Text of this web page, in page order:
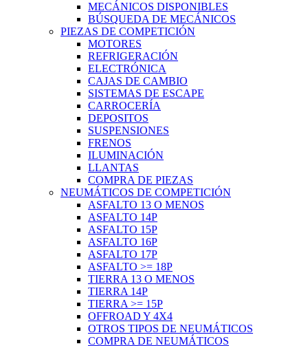
MECÁNICOS DISPONIBLES
BÚSQUEDA DE MECÁNICOS
PIEZAS DE COMPETICIÓN
MOTORES
REFRIGERACIÓN
ELECTRÓNICA
CAJAS DE CAMBIO
SISTEMAS DE ESCAPE
CARROCERÍA
DEPOSITOS
SUSPENSIONES
FRENOS
ILUMINACIÓN
LLANTAS
COMPRA DE PIEZAS
NEUMÁTICOS DE COMPETICIÓN
ASFALTO 13 O MENOS
ASFALTO 14P
ASFALTO 15P
ASFALTO 16P
ASFALTO 17P
ASFALTO >= 18P
TIERRA 13 O MENOS
TIERRA 14P
TIERRA >= 15P
OFFROAD Y 4X4
OTROS TIPOS DE NEUMÁTICOS
COMPRA DE NEUMÁTICOS